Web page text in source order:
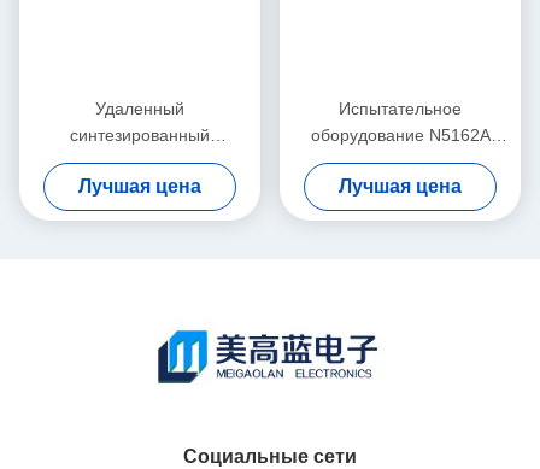
Удаленный
синтезированный
генератор сигналов
Keysight Agilent 8648B
9kHz-2000MHz RF
Лучшая цена
Испытательное
оборудование N5162A
MXG генератора сигналов
радиочастоты Keysight
Agilent СЪЕЛО
Лучшая цена
Социальные сети